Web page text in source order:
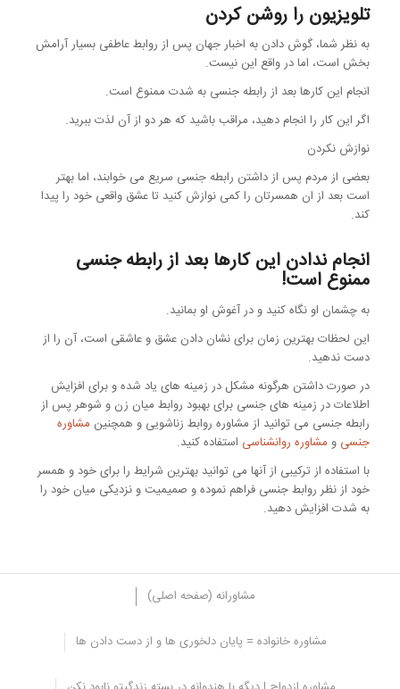
تلویزیون را روشن کردن
به نظر شما، گوش دادن به اخبار جهان پس از روابط عاطفی بسیار آرامش
بخش است، اما در واقع این نیست.
انجام این کارها بعد از رابطه جنسی به شدت ممنوع است.
اگر این کار را انجام دهید، مراقب باشید که هر دو از آن لذت ببرید.
نوازش نکردن
بعضی از مردم پس از داشتن رابطه جنسی سریع می خوابند، اما بهتر
است بعد از ان همسرتان را کمی نوازش کنید تا عشق واقعی خود را پیدا
کند.
انجام ندادن این کارها بعد از رابطه جنسی
ممنوع است!
به چشمان او نگاه کنید و در آغوش او بمانید.
این لحظات بهترین زمان برای نشان دادن عشق و عاشقی است، آن را از
دست ندهید.
در صورت داشتن هرگونه مشکل در زمینه های یاد شده و برای افزایش
اطلاعات در زمینه های جنسی برای بهبود روابط میان زن و شوهر پس از
رابطه جنسی می توانید از مشاوره روابط زناشویی و همچنین مشاوره
جنسی و مشاوره روانشناسی استفاده کنید.
با استفاده از ترکیبی از آنها می توانید بهترین شرایط را برای خود و همسر
خود از نظر روابط جنسی فراهم نموده و صمیمیت و نزدیکی میان خود را
به شدت افزایش دهید.
مشاورانه (صفحه اصلی)
مشاوره خانواده = پایان دلخوری ها و از دست دادن ها
همه مشاوره مشکلات خانوادگی